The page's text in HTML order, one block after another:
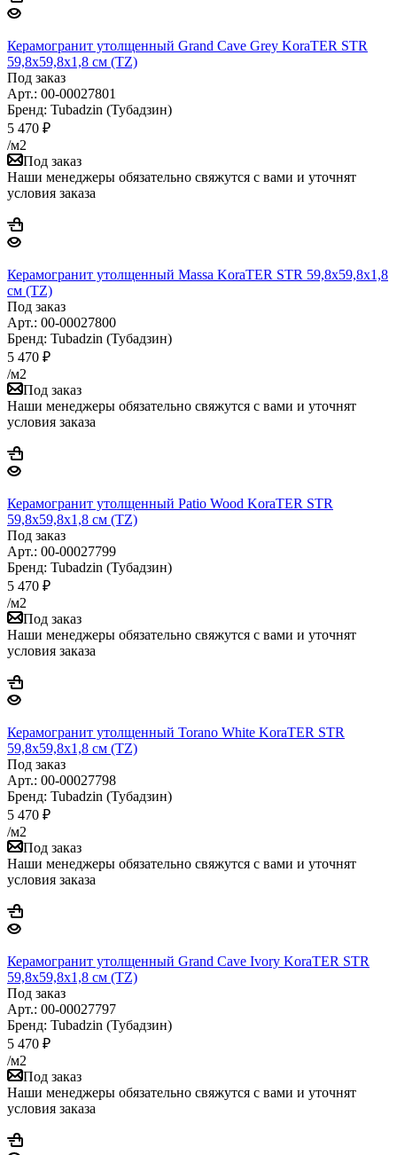
Керамогранит утолщенный Grand Cave Grey KoraTER STR
59,8x59,8х1,8 см (TZ)
Под заказ
Арт.: 00-00027801
Бренд: Tubadzin (Тубадзин)
5 470 ₽
/м2
Под заказ
Наши менеджеры обязательно свяжутся с вами и уточнят
условия заказа
Керамогранит утолщенный Massa KoraTER STR 59,8x59,8х1,8
см (TZ)
Под заказ
Арт.: 00-00027800
Бренд: Tubadzin (Тубадзин)
5 470 ₽
/м2
Под заказ
Наши менеджеры обязательно свяжутся с вами и уточнят
условия заказа
Керамогранит утолщенный Patio Wood KoraTER STR
59,8x59,8х1,8 см (TZ)
Под заказ
Арт.: 00-00027799
Бренд: Tubadzin (Тубадзин)
5 470 ₽
/м2
Под заказ
Наши менеджеры обязательно свяжутся с вами и уточнят
условия заказа
Керамогранит утолщенный Torano White KoraTER STR
59,8x59,8х1,8 см (TZ)
Под заказ
Арт.: 00-00027798
Бренд: Tubadzin (Тубадзин)
5 470 ₽
/м2
Под заказ
Наши менеджеры обязательно свяжутся с вами и уточнят
условия заказа
Керамогранит утолщенный Grand Cave Ivory KoraTER STR
59,8x59,8х1,8 см (TZ)
Под заказ
Арт.: 00-00027797
Бренд: Tubadzin (Тубадзин)
5 470 ₽
/м2
Под заказ
Наши менеджеры обязательно свяжутся с вами и уточнят
условия заказа